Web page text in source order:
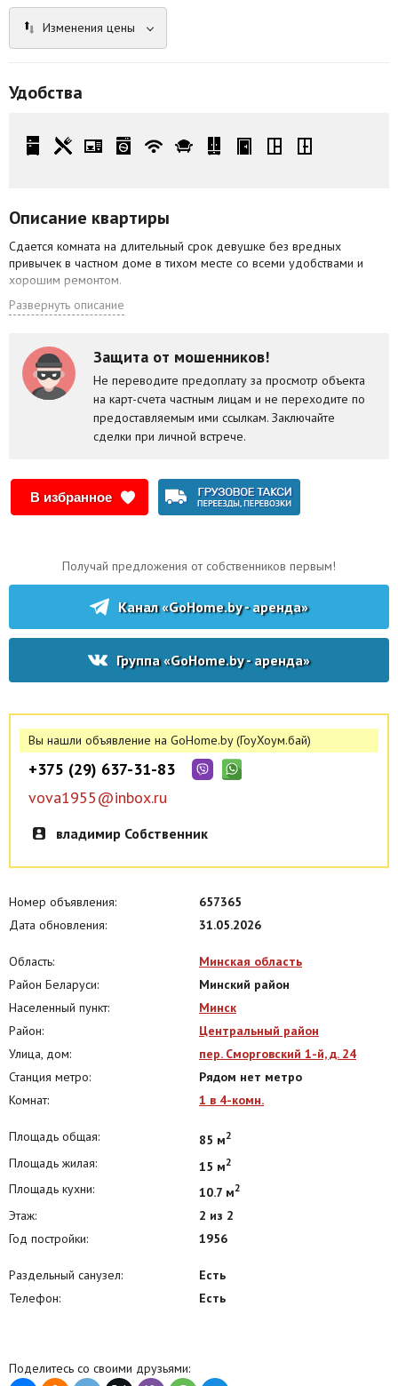
Изменения цены
Удобства
Описание квартиры
Сдается комната на длительный срок девушке без вредных
привычек в частном доме в тихом месте со всеми удобствами и
хорошим ремонтом.
Развернуть описание
Защита от мошенников!
Не переводите предоплату за просмотр объекта
на карт-счета частным лицам и не переходите по
предоставляемым ими ссылкам. Заключайте
сделки при личной встрече.
В избранное
Канал «GoHome.by - аренда»
Получай предложения от собственников первым!
Группа «GoHome.by - аренда»
Вы нашли объявление на GoHome.by (ГоуХоум.бай)
+375 (29) 637-31-83
vova1955@inbox.ru
владимир Собственник
Номер объявления:
657365
Дата обновления:
31.05.2026
Область:
Минская область
Район Беларуси:
Минский район
Населенный пункт:
Минск
Район:
Центральный район
Улица, дом:
пер. Сморговский 1-й, д. 24
Станция метро:
Рядом нет метро
Комнат:
1 в 4-комн.
Площадь общая: 85 м2
Площадь жилая: 15 м2
Площадь кухни: 10.7 м2
Этаж:
2 из 2
Год постройки:
1956
Раздельный санузел:
Есть
Телефон:
Есть
Поделитесь со своими друзьями: